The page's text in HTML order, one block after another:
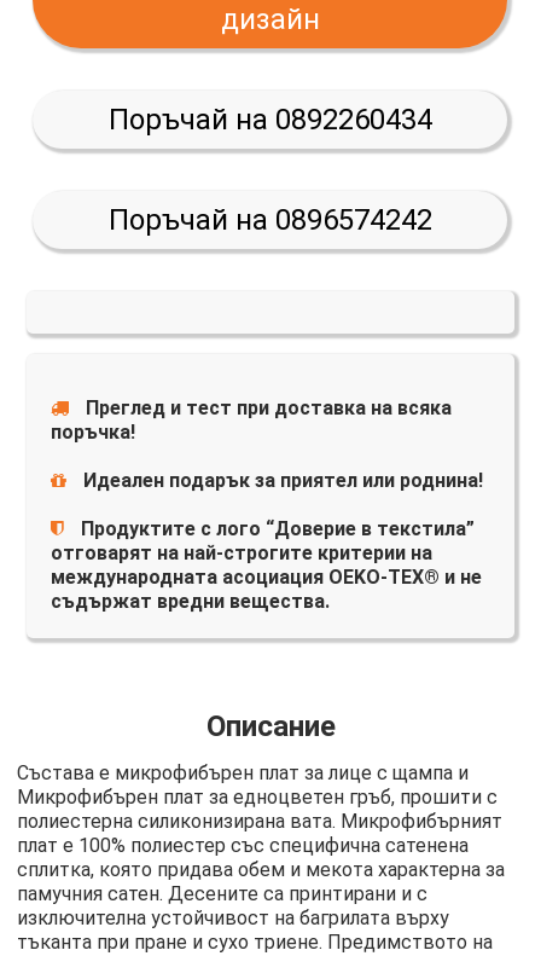
дизайн
Поръчай на 0892260434
Поръчай на 0896574242
Преглед и тест при доставка на всяка
поръчка!
Идеален подарък за приятел или роднина!
Продуктите с лого “Доверие в текстила”
отговарят на най-строгите критерии на
международната асоциация OEKO-TEX® и не
съдържат вредни вещества.
Описание
Състава е микрофибърен плат за лице с щампа и
Микрофибърен плат за едноцветен гръб, прошити с
полиестерна силиконизирана вата. Микрофибърният
плат е 100% полиестер със специфична сатенена
сплитка, която придава обем и мекота характерна за
памучния сатен. Десените са принтирани и с
изключителна устойчивост на багрилата върху
тъканта при пране и сухо триене. Предимството на